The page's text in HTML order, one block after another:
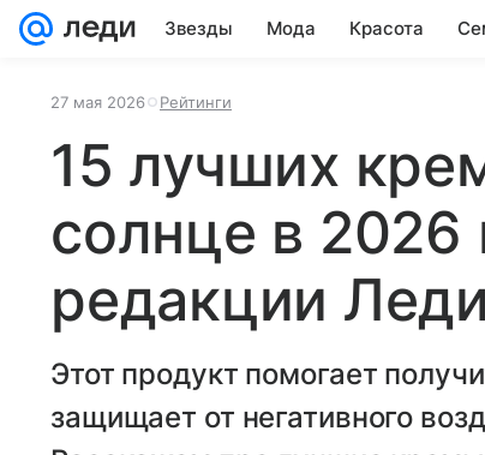
Звезды Мода Красота
27 мая 2026 Рейтинги
15 лучших
солнце в 2026
редакции
Этот продукт помогает
защищает от негативного